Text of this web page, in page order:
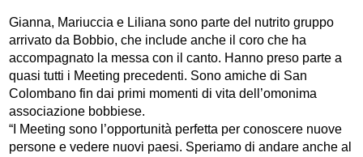
Gianna, Mariuccia e Liliana sono parte del nutrito gruppo
arrivato da Bobbio, che include anche il coro che ha
accompagnato la messa con il canto. Hanno preso parte a
quasi tutti i Meeting precedenti. Sono amiche di San
Colombano fin dai primi momenti di vita dell’omonima
associazione bobbiese.
“I Meeting sono l’opportunità perfetta per conoscere nuove
persone e vedere nuovi paesi. Speriamo di andare anche al